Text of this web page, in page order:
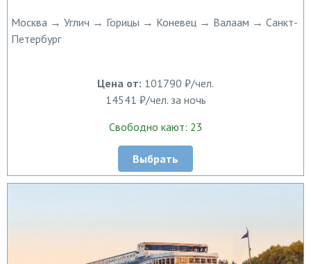
Москва → Углич → Горицы → Коневец → Валаам → Санкт-
Петербург
Цена от: 101790 ₽/чел.
14541 ₽/чел. за ночь
Свободно кают: 23
Выбрать